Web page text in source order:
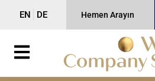
EN DE Hemen Arayın